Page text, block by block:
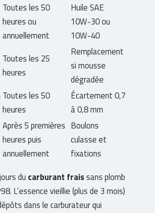
Toutes les 50
heures ou
annuellement
Huile SAE
10W-30 ou
10W-40
Toutes les 25
heures
Remplacement
si mousse
dégradée
Toutes les 50
heures
Écartement 0,7
à 0,8 mm
Après 5 premières
heures puis
annuellement
Boulons
culasse et
fixations
du carburant fraissans plomb
L’essence vieillie (plus de 3 mois)
dans le carburateur qui